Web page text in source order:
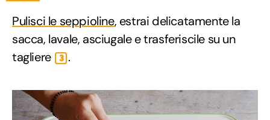
Pulisci le seppioline, estrai delicatamente la
sacca, lavale, asciugale e trasferiscile su un
tagliere
3 .